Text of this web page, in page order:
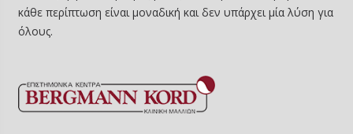
κάθε περίπτωση είναι μοναδική και δεν υπάρχει μία λύση για
όλους.